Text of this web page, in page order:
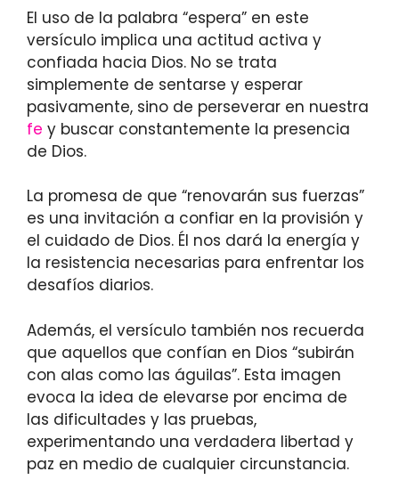
El uso de la palabra “espera” en este
versículo implica una actitud activa y
confiada hacia Dios. No se trata
simplemente de sentarse y esperar
pasivamente, sino de perseverar en nuestra
fe y buscar constantemente la presencia
de Dios.
La promesa de que “renovarán sus fuerzas”
es una invitación a confiar en la provisión y
el cuidado de Dios. Él nos dará la energía y
la resistencia necesarias para enfrentar los
desafíos diarios.
Además, el versículo también nos recuerda
que aquellos que confían en Dios “subirán
con alas como las águilas”. Esta imagen
evoca la idea de elevarse por encima de
las dificultades y las pruebas,
experimentando una verdadera libertad y
paz en medio de cualquier circunstancia.